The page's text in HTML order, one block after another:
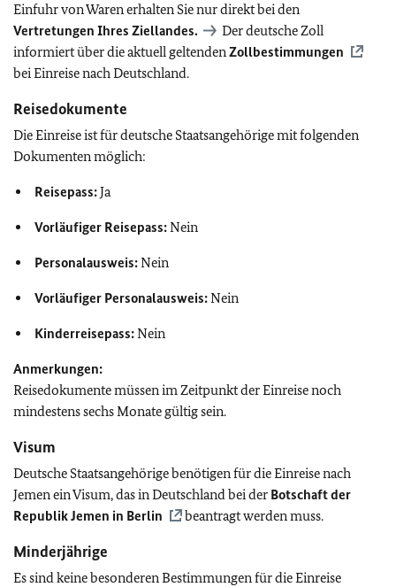
Einfuhr von Waren erhalten Sie nur direkt bei den
Vertretungen Ihres Ziellandes.
Der deutsche Zoll
informiert über die aktuell geltendenZollbestimmungen
bei Einreise nach Deutschland.
Reisedokumente
Die Einreise ist für deutsche Staatsangehörige mit folgenden
Dokumenten möglich:
Reisepass:Ja
Vorläufiger Reisepass:Nein
Personalausweis:Nein
Vorläufiger Personalausweis:Nein
Kinderreisepass:Nein
Anmerkungen:
Reisedokumente müssen im Zeitpunkt der Einreise noch
mindestens sechs Monate gültig sein.
Visum
Deutsche Staatsangehörige benötigen für die Einreise nach
Jemen ein Visum, das in Deutschland bei der Botschaft der
Republik Jemen in Berlin
beantragt werden muss.
Minderjährige
Es sind keine besonderen Bestimmungen für die Einreise